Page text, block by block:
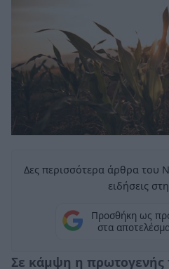
Δες περισσότερα άρθρα του
ειδήσεις
Προσθήκη ως
στα
Σε κάμψη η